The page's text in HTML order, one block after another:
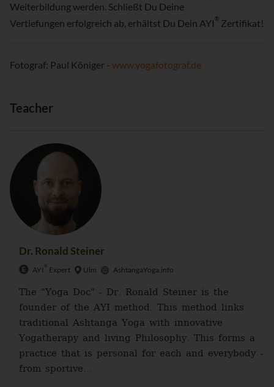
Weiterbildung werden. Schließt Du Deine
Vertiefungen erfolgreich ab, erhältst Du Dein AYI ® Zertifikat!
Fotograf: Paul Königer - www.yogafotograf.de
Teacher
Dr. Ronald Steiner
AYI Expert Ulm AshtangaYoga.info
The "Yoga Doc" - Dr. Ronald Steiner is the
founder of the AYI method. This method links
traditional Ashtanga Yoga with innovative
Yogatherapy and living Philosophy. This forms a
practice that is personal for each and everybody -
from sportive...